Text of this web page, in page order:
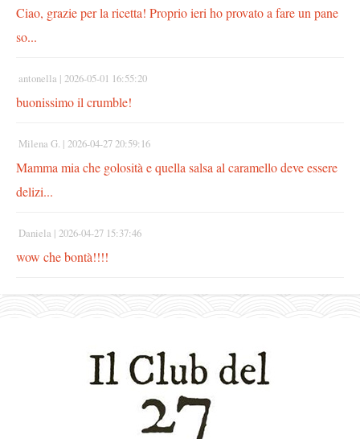
Ciao, grazie per la ricetta! Proprio ieri ho provato a fare un pane
so...
antonella | 2026-05-01 16:55:20
buonissimo il crumble!
Milena G. | 2026-04-27 20:59:16
Mamma mia che golosità e quella salsa al caramello deve essere
delizi...
Daniela | 2026-04-27 15:37:46
wow che bontà!!!!